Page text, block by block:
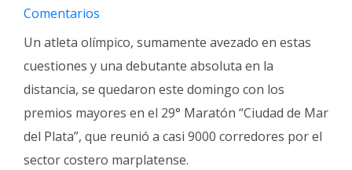
Fúnebres
Comentarios
Un atleta olímpico, sumamente avezado en estas
cuestiones y una debutante absoluta en la
distancia, se quedaron este domingo con los
premios mayores en el 29° Maratón “Ciudad de Mar
del Plata”, que reunió a casi 9000 corredores por el
sector costero marplatense.